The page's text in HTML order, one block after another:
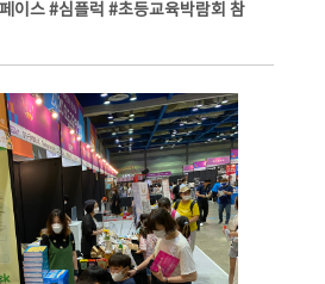
이스 #심플럭 #초등교육박람회 참